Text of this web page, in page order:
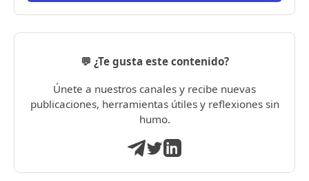
💬 ¿Te gusta este contenido?
Únete a nuestros canales y recibe nuevas
publicaciones, herramientas útiles y reflexiones sin
humo.